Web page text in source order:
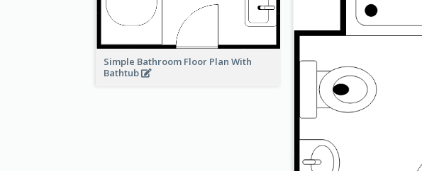
Simple Bathroom Floor Plan With
Bathtub